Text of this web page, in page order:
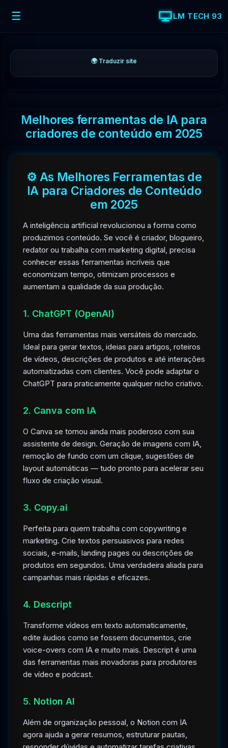
☰ LM TECH 93
🌍 Traduzir site
Melhores ferramentas de IA para
criadores de conteúdo em 2025
⚙️ As Melhores Ferramentas de
IA para Criadores de Conteúdo
em 2025
A inteligência artificial revolucionou a forma como
produzimos conteúdo. Se você é criador, blogueiro,
redator ou trabalha com marketing digital, precisa
conhecer essas ferramentas incríveis que
economizam tempo, otimizam processos e
aumentam a qualidade da sua produção.
1. ChatGPT (OpenAI)
Uma das ferramentas mais versáteis do mercado.
Ideal para gerar textos, ideias para artigos, roteiros
de vídeos, descrições de produtos e até interações
automatizadas com clientes. Você pode adaptar o
ChatGPT para praticamente qualquer nicho criativo.
2. Canva com IA
O Canva se tornou ainda mais poderoso com sua
assistente de design. Geração de imagens com IA,
remoção de fundo com um clique, sugestões de
layout automáticas — tudo pronto para acelerar seu
fluxo de criação visual.
3. Copy.ai
Perfeita para quem trabalha com copywriting e
marketing. Crie textos persuasivos para redes
sociais, e-mails, landing pages ou descrições de
produtos em segundos. Uma verdadeira aliada para
campanhas mais rápidas e eficazes.
4. Descript
Transforme vídeos em texto automaticamente,
edite áudios como se fossem documentos, crie
voice-overs com IA e muito mais. Descript é uma
das ferramentas mais inovadoras para produtores
de vídeo e podcast.
5. Notion AI
Além de organização pessoal, o Notion com IA
agora ajuda a gerar resumos, estruturar pautas,